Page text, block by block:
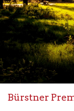
Bürstner